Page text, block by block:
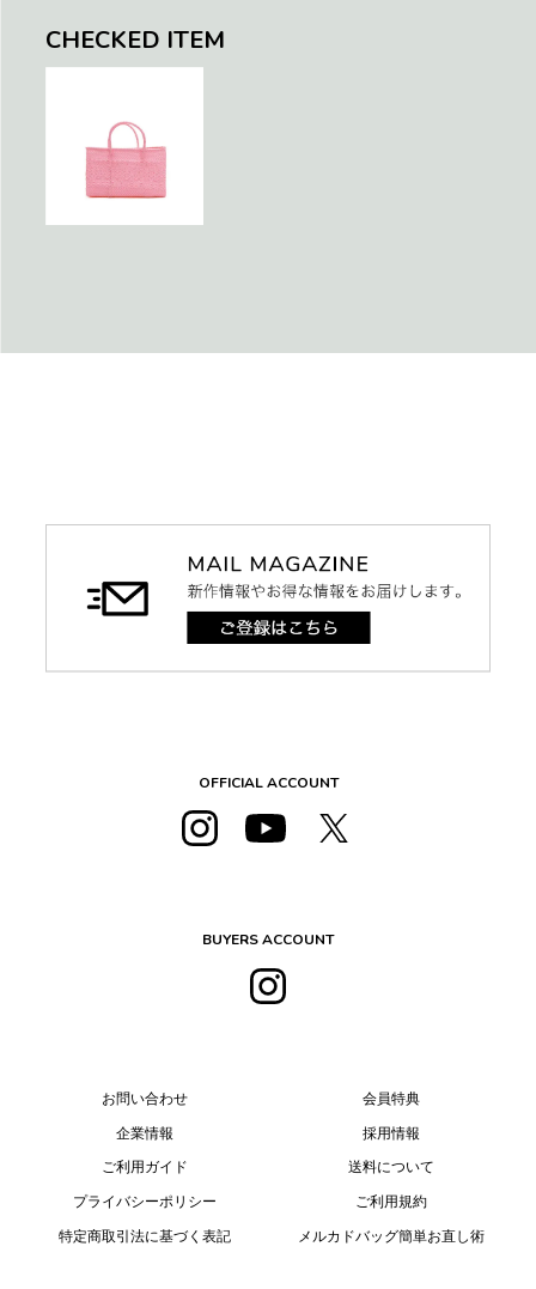
CHECKED ITEM
OFFICIAL ACCOUNT
BUYERS ACCOUNT
お問い合わせ
企業情報
ご利用ガイド
プライバシーポリシー
特定商取引法に基づく表記
会員特典
採用情報
送料について
ご利用規約
メルカドバッグ簡単お直し術